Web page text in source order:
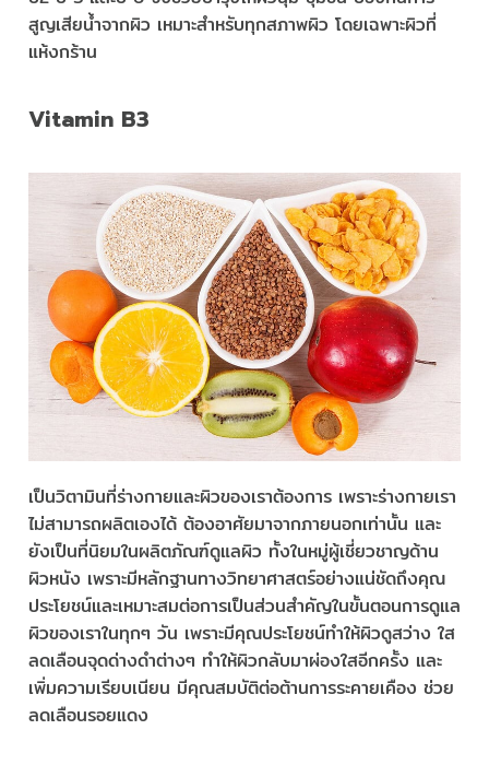
สูญเสียน้ำจากผิว เหมาะสำหรับทุกสภาพผิว โดยเฉพาะผิวที่
แห้งกร้าน
Vitamin B3
เป็นวิตามินที่ร่างกายและผิวของเราต้องการ เพราะร่างกายเรา
ไม่สามารถผลิตเองได้ ต้องอาศัยมาจากภายนอกเท่านั้น และ
ยังเป็นที่นิยมในผลิตภัณฑ์ดูแลผิว ทั้งในหมู่ผู้เชี่ยวชาญด้าน
ผิวหนัง เพราะมีหลักฐานทางวิทยาศาสตร์อย่างแน่ชัดถึงคุณ
ประโยชน์และเหมาะสมต่อการเป็นส่วนสำคัญในขั้นตอนการดูแล
ผิวของเราในทุกๆ วัน เพราะมีคุณประโยชน์ทำให้ผิวดูสว่าง ใส
ลดเลือนจุดด่างดำต่างๆ ทำให้ผิวกลับมาผ่องใสอีกครั้ง และ
เพิ่มความเรียบเนียน มีคุณสมบัติต่อต้านการระคายเคือง ช่วย
ลดเลือนรอยแดง